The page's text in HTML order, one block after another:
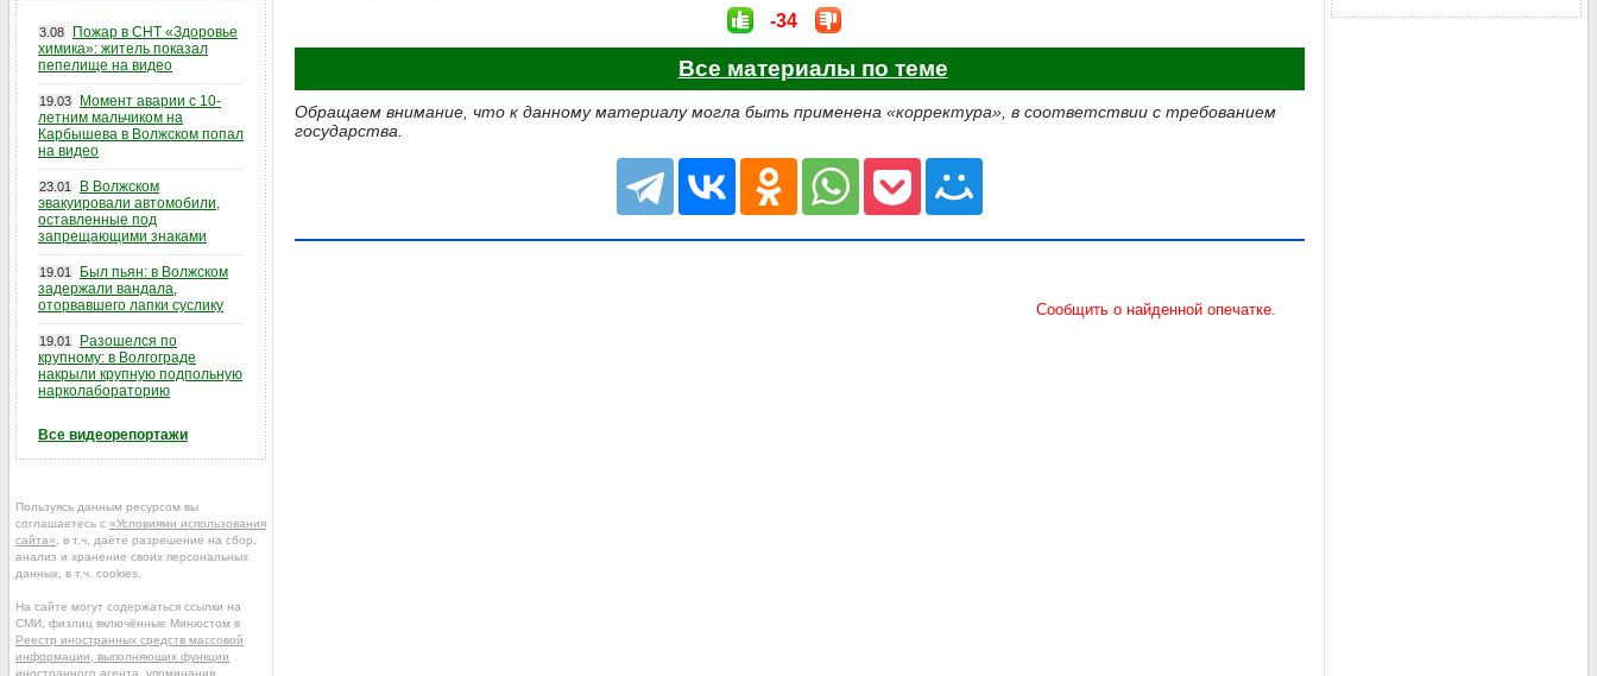
-34
Все материалы по теме
Обращаем внимание, что к данному материалу могла быть применена «корректура», в соответствии с требованием
государства.
3.08
Пожар в СНТ «Здоровье
химика»: житель показал
пепелище на видео
19.03
Момент аварии с 10-
летним мальчиком на
Карбышева в Волжском попал
на видео
23.01
В Волжском
эвакуировали автомобили,
оставленные под
запрещающими знаками
19.01
Был пьян: в Волжском
задержали вандала,
оторвавшего лапки суслику
19.01
Разошелся по
крупному: в Волгограде
накрыли крупную подпольную
нарколабораторию
Все видеорепортажи
Пользуясь данным ресурсом вы
соглашаетесь с «Условиями использования
сайта» , в т.ч. даёте разрешение на сбор,
анализ и хранение своих персональных
данных, в т.ч. cookies.
На сайте могут содержаться ссылки на
СМИ, физлиц включённые Минюстом в
Реестр иностранных средств массовой
информации, выполняющих функции
иностранного агента , упоминания